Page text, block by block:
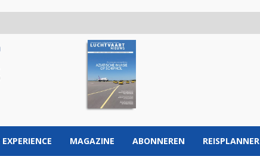
EXPERIENCE MAGAZINE ABONNEREN REISPLANNER